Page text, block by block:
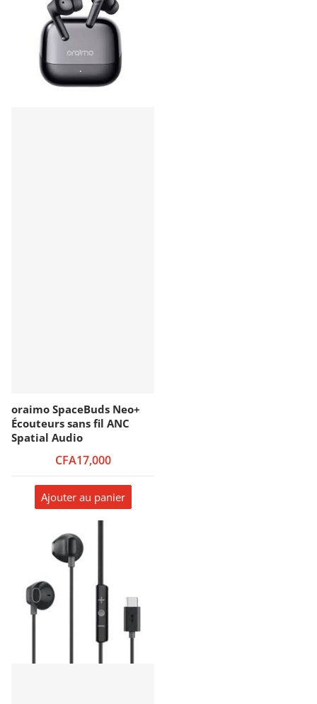
oraimo SpaceBuds Neo+
Écouteurs sans fil ANC
Spatial Audio
CFA17,000
Ajouter au panier